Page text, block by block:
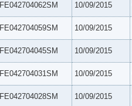
FE042704062SM 10/09/2015
FE042704059SM 10/09/2015
FE042704045SM 10/09/2015
FE042704031SM 10/09/2015
FE042704028SM 10/09/2015